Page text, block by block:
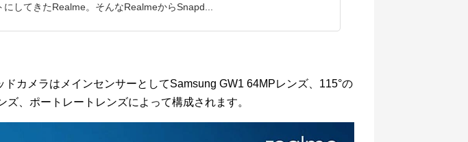
にしてきたRealme。そんなRealmeからSnapd...
ドカメラはメインセンサーとしてSamsung GW1 64MPレンズ、115°の
ズ、ポートレートレンズによって構成されます。